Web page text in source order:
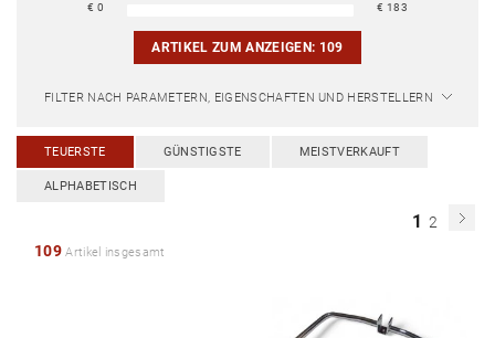
€0 € 183
ARTIKEL ZUM ANZEIGEN: 109
FILTER NACH PARAMETERN, EIGENSCHAFTEN UND HERSTELLERN
TEUERSTE GÜNSTIGSTE MEISTVERKAUFT
ALPHABETISCH
1 2
109Artikel insgesamt